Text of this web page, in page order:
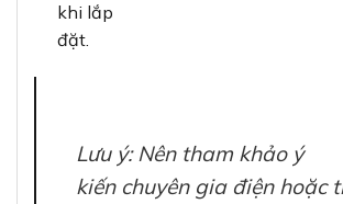
khi lắp
đặt.
Lưu ý: Nên tham khảo ý
kiến chuyên gia điện hoặc